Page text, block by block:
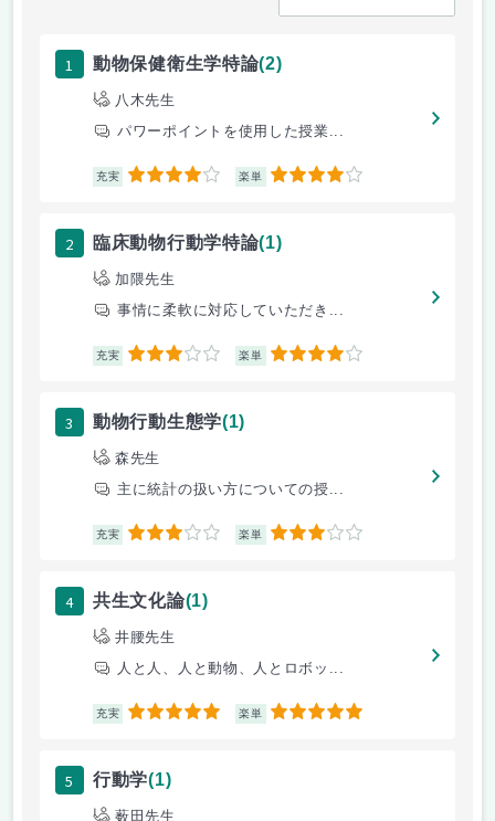
1 動物保健衛生学特論(2)
八木先生
パワーポイントを使用した授業...
充実 4 楽単 4
2 臨床動物行動学特論(1)
加隈先生
事情に柔軟に対応していただき...
充実 3 楽単 4
3 動物行動生態学(1)
森先生
主に統計の扱い方についての授...
充実 3 楽単 3
4 共生文化論(1)
井腰先生
人と人、人と動物、人とロボッ...
充実 5 楽単 5
5 行動学(1)
薮田先生